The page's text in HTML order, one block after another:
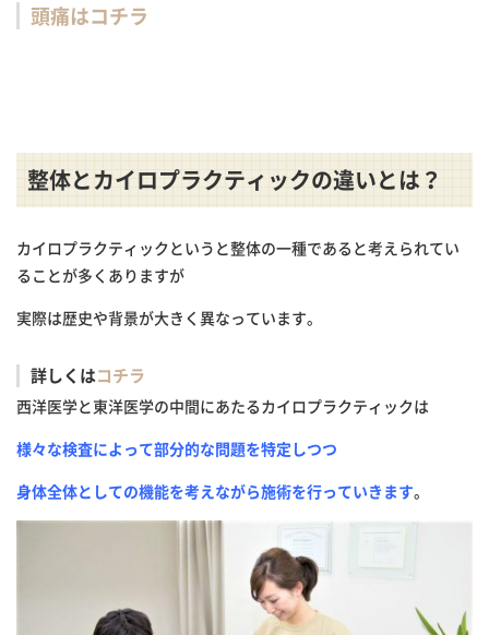
頭痛はコチラ
整体とカイロプラクティックの違いとは？
カイロプラクティックというと整体の一種であると考えられてい
ることが多くありますが
実際は歴史や背景が大きく異なっています。
詳しくはコチラ
西洋医学と東洋医学の中間にあたるカイロプラクティックは
様々な検査によって部分的な問題を特定しつつ
身体全体としての機能を考えながら施術を行っていきます。